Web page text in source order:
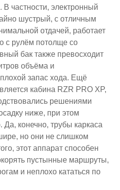
частности, электронный
шустрый, с отличным
отдачей, работает
с рулём потолще со
бак также превосходит
объёма и
запас хода. Ещё
кабина RZR PRO XP,
решениями
ниже, при этом
конечно, трубы каркаса
но они не слишком
этот аппарат способен
пустынные маршруты,
и неплохо кататься по